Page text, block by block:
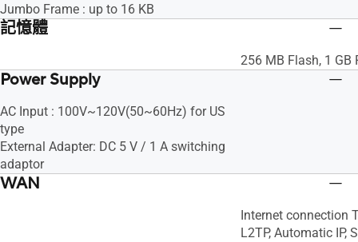
Jumbo Frame : up to 16 KB
記憶體
256 MB Flash, 1 GB
Power Supply
AC Input : 100V~120V(50~60Hz) for US
type
External Adapter: DC 5 V / 1 A switching
adaptor
WAN
Internet connection
L2TP, Automatic IP,